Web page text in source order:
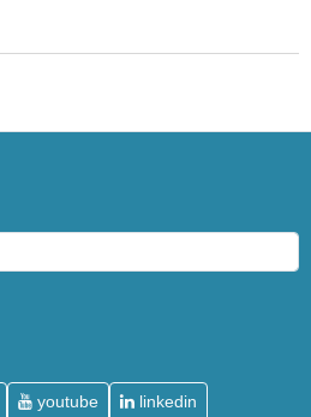
youtube linkedin